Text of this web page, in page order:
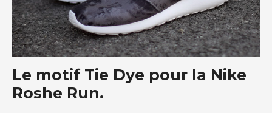
Le motif Tie Dye pour la Nike
Roshe Run.